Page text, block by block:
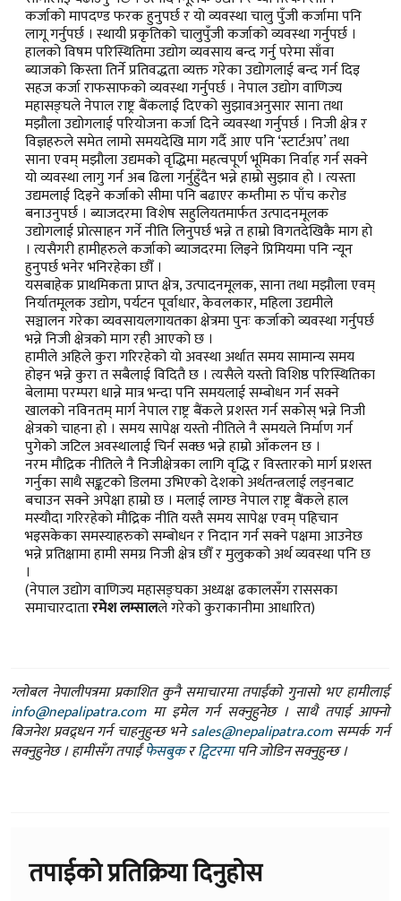
कर्जाको मापदण्ड फरक हुनुपर्छ र यो व्यवस्था चालु पुँजी कर्जामा पनि
लागू गर्नुपर्छ । स्थायी प्रकृतिको चालुपुँजी कर्जाको व्यवस्था गर्नुपर्छ ।
हालको विषम परिस्थितिमा उद्योग व्यवसाय बन्द गर्नु परेमा साँवा
ब्याजको किस्ता तिर्ने प्रतिवद्धता व्यक्त गरेका उद्योगलाई बन्द गर्न दिइ
सहज कर्जा राफसाफको व्यवस्था गर्नुपर्छ । नेपाल उद्योग वाणिज्य
महासङ्घले नेपाल राष्ट्र बैंकलाई दिएको सुझावअनुसार साना तथा
मझौला उद्योगलाई परियोजना कर्जा दिने व्यवस्था गर्नुपर्छ । निजी क्षेत्र र
विज्ञहरुले समेत लामो समयदेखि माग गर्दै आए पनि ‘स्टार्टअप’ तथा
साना एवम् मझौला उद्यमको वृद्धिमा महत्वपूर्ण भूमिका निर्वाह गर्न सक्ने
यो व्यवस्था लागु गर्न अब ढिला गर्नुहुँदैन भन्ने हाम्रो सुझाव हो । त्यस्ता
उद्यमलाई दिइने कर्जाको सीमा पनि बढाएर कम्तीमा रु पाँच करोड
बनाउनुपर्छ । ब्याजदरमा विशेष सहुलियतमार्फत उत्पादनमूलक
उद्योगलाई प्रोत्साहन गर्ने नीति लिनुपर्छ भन्ने त हाम्रो विगतदेखिकै माग हो
। त्यसैगरी हामीहरुले कर्जाको ब्याजदरमा लिइने प्रिमियमा पनि न्यून
हुनुपर्छ भनेर भनिरहेका छौँ ।
यसबाहेक प्राथमिकता प्राप्त क्षेत्र, उत्पादनमूलक, साना तथा मझौला एवम्
निर्यातमूलक उद्योग, पर्यटन पूर्वाधार, केवलकार, महिला उद्यमीले
सञ्चालन गरेका व्यवसायलगायतका क्षेत्रमा पुनः कर्जाको व्यवस्था गर्नुपर्छ
भन्ने निजी क्षेत्रको माग रही आएको छ ।
हामीले अहिले कुरा गरिरहेको यो अवस्था अर्थात समय सामान्य समय
होइन भन्ने कुरा त सबैलाई विदितै छ । त्यसैले यस्तो विशिष्ठ परिस्थितिका
बेलामा परम्परा धान्ने मात्र भन्दा पनि समयलाई सम्बोधन गर्न सक्ने
खालको नविनतम् मार्ग नेपाल राष्ट्र बैंकले प्रशस्त गर्न सकोस् भन्ने निजी
क्षेत्रको चाहना हो । समय सापेक्ष यस्तो नीतिले नै समयले निर्माण गर्न
पुगेको जटिल अवस्थालाई चिर्न सक्छ भन्ने हाम्रो आँकलन छ ।
नरम मौद्रिक नीतिले नै निजीक्षेत्रका लागि वृद्धि र विस्तारको मार्ग प्रशस्त
गर्नुका साथै सङ्कटको डिलमा उभिएको देशको अर्थतन्त्रलाई लड्नबाट
बचाउन सक्ने अपेक्षा हाम्रो छ । मलाई लाग्छ नेपाल राष्ट्र बैंकले हाल
मस्यौदा गरिरहेको मौद्रिक नीति यस्तै समय सापेक्ष एवम् पहिचान
भइसकेका समस्याहरुको सम्बोधन र निदान गर्न सक्ने पक्षमा आउनेछ
भन्ने प्रतिक्षामा हामी समग्र निजी क्षेत्र छौँ र मुलुकको अर्थ व्यवस्था पनि छ
।
(नेपाल उद्योग वाणिज्य महासङ्घका अध्यक्ष ढकालसँग राससका
समाचारदातारमेश लम्सालले गरेको कुराकानीमा आधारित)
ग्लोबल नेपालीपत्रमा प्रकाशित कुनै समाचारमा तपाईंको गुनासो भए हामीलाई
info@nepalipatra.comमा इमेल गर्न सक्नुहुनेछ । साथै तपाई आफ्नो
बिजनेश प्रवद्र्धन गर्न चाहनुहुन्छ भनेsales@nepalipatra.comसम्पर्क गर्न
सक्नुहुनेछ । हामीसँग तपाईंफेसबुकरट्विटरमापनि जोडिन सक्नुहुन्छ ।
तपाईको प्रतिक्रिया दिनुहोस